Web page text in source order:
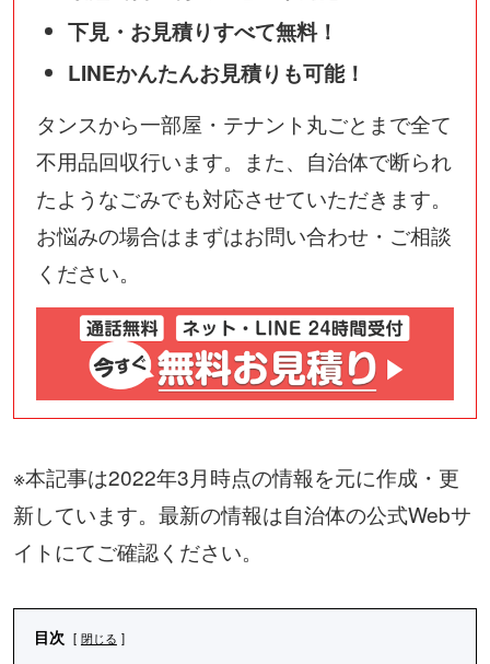
下見・お見積りすべて無料！
LINEかんたんお見積りも可能！
タンスから一部屋・テナント丸ごとまで全て
不用品回収行います。また、自治体で断られ
たようなごみでも対応させていただきます。
お悩みの場合はまずはお問い合わせ・ご相談
ください。
※本記事は2022年3月時点の情報を元に作成・更
新しています。最新の情報は自治体の公式Webサ
イトにてご確認ください。
目次 閉じる